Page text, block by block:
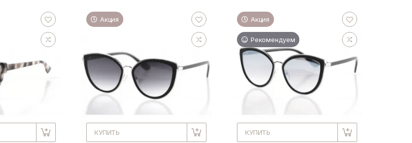
Акция
КУПИТЬ
Акция
Рекомендуем
КУПИТЬ